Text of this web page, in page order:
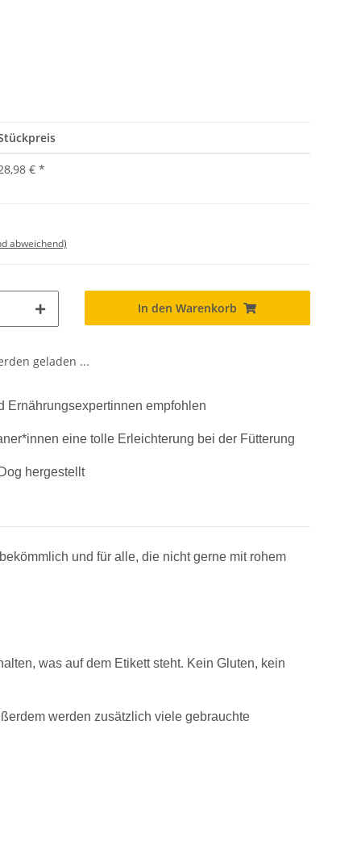
€ *
abweichend)
In den Warenkorb
geladen ...
Ernährungsexpertinnen empfohlen
eine tolle Erleichterung bei der Fütterung
hergestellt
und für alle, die nicht gerne mit rohem
was auf dem Etikett steht. Kein Gluten, kein
werden zusätzlich viele gebrauchte